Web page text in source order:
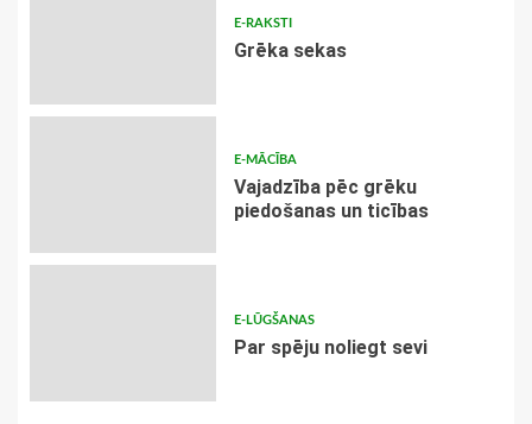
E-RAKSTI
Grēka sekas
E-MĀCĪBA
Vajadzība pēc grēku
piedošanas un ticības
E-LŪGŠANAS
Par spēju noliegt sevi